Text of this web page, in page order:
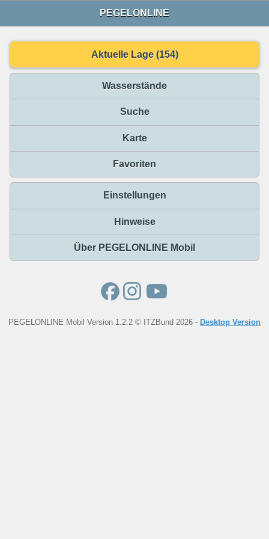
PEGELONLINE
Aktuelle Lage (154)
Wasserstände
Suche
Karte
Favoriten
Einstellungen
Hinweise
Über PEGELONLINE Mobil
PEGELONLINE Mobil Version 1.2.2 © ITZBund 2026 - Desktop Version